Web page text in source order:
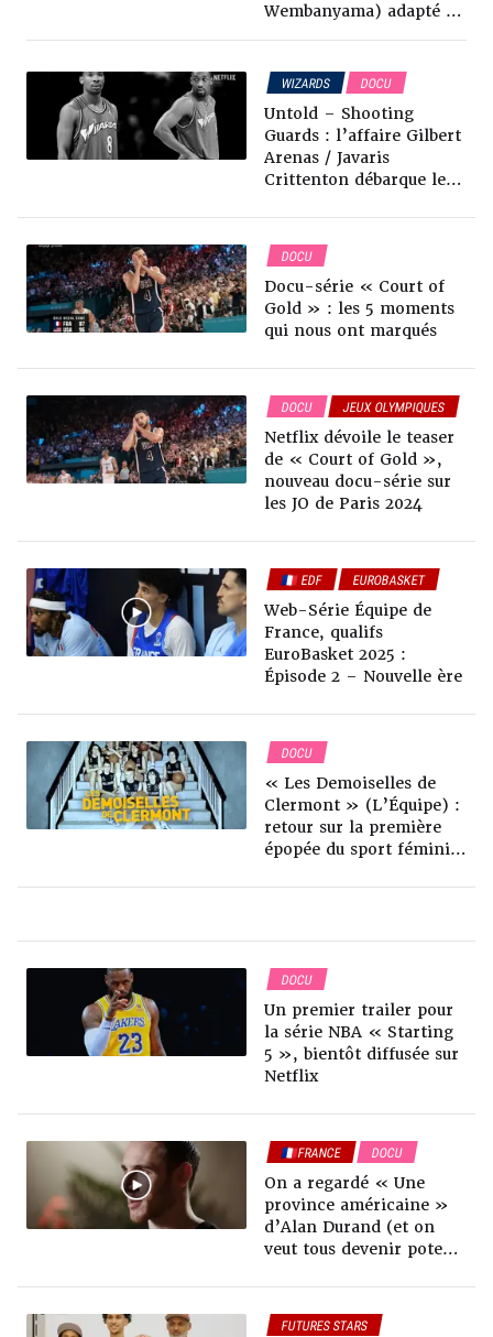
Wembanyama) adapté au
WIZARDS DOCU
Untold – Shooting
Guards : l’affaire Gilbert
Arenas / Javaris
Crittenton débarque le 6
DOCU
Docu-série « Court of
Gold » : les 5 moments
qui nous ont marqués
DOCU JEUX OLYMPIQUES
Netflix dévoile le teaser
de « Court of Gold »,
nouveau docu-série sur
les JO de Paris 2024
🇫🇷 EDF
EUROBASKET
DOCU
Web-Série Équipe de
France, qualifs
EuroBasket 2025 :
Épisode 2 – Nouvelle ère
DOCU
« Les Demoiselles de
Clermont » (L’Équipe) :
retour sur la première
épopée du sport féminin
DOCU
Un premier trailer pour
la série NBA « Starting
5 », bientôt diffusée sur
Netflix
🇫🇷FRANCE DOCU
On a regardé « Une
province américaine »
d’Alan Durand (et on
veut tous devenir pote
FUTURES STARS